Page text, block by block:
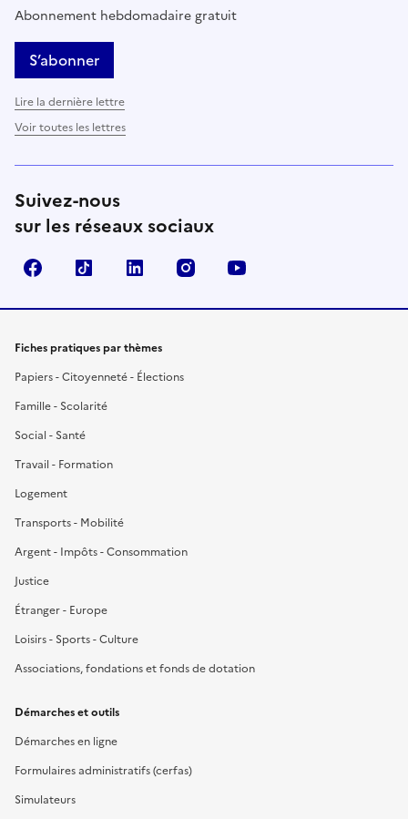
Abonnement hebdomadaire gratuit
S’abonner
Lire la dernière lettre
Voir toutes les lettres
Suivez-nous
sur les réseaux sociaux
FacebookTikTok LinkedIn Instagram
Fiches pratiques par thèmes
Papiers - Citoyenneté - Élections
Famille - Scolarité
Social - Santé
Travail - Formation
Logement
Transports - Mobilité
Argent - Impôts - Consommation
Justice
Étranger - Europe
Loisirs - Sports - Culture
Associations, fondations et fonds de dotation
Démarches et outils
Démarches en ligne
Formulaires administratifs (cerfas)
Simulateurs